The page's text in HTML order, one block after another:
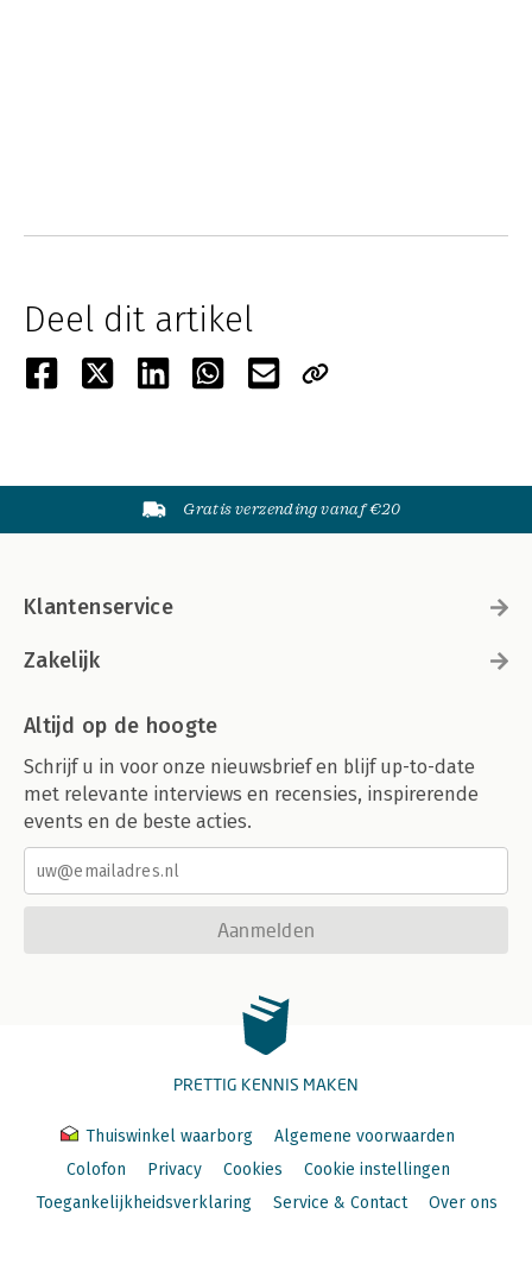
Deel dit artikel
Gratis verzending vanaf €20
Klantenservice
Zakelijk
Altijd op de hoogte
Schrijf u in voor onze nieuwsbrief en blijf up-to-date
met relevante interviews en recensies, inspirerende
events en de beste acties.
Aanmelden
PRETTIG KENNIS MAKEN
Thuiswinkel waarborg
Algemene voorwaarden
Colofon
Privacy Cookies
Cookie instellingen
Toegankelijkheidsverklaring
Service & Contact Over ons